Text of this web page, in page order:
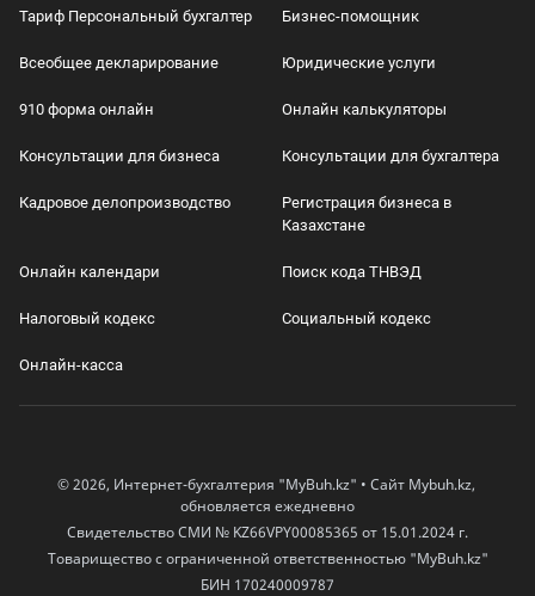
Тариф Персональный бухгалтер Бизнес-помощник
Всеобщее декларирование Юридические услуги
910 форма онлайн Онлайн калькуляторы
Консультации для бизнеса Консультации для бухгалтера
Кадровое делопроизводство
Регистрация бизнеса в
Казахстане
Онлайн календари Поиск кода ТНВЭД
Налоговый кодекс Социальный кодекс
Онлайн-касса
© 2026, Интернет-бухгалтерия "MyBuh.kz" • Сайт Mybuh.kz,
обновляется ежедневно
Свидетельство СМИ № KZ66VPY00085365 от 15.01.2024 г.
Товарищество с ограниченной ответственностью "MyBuh.kz"
БИН 170240009787